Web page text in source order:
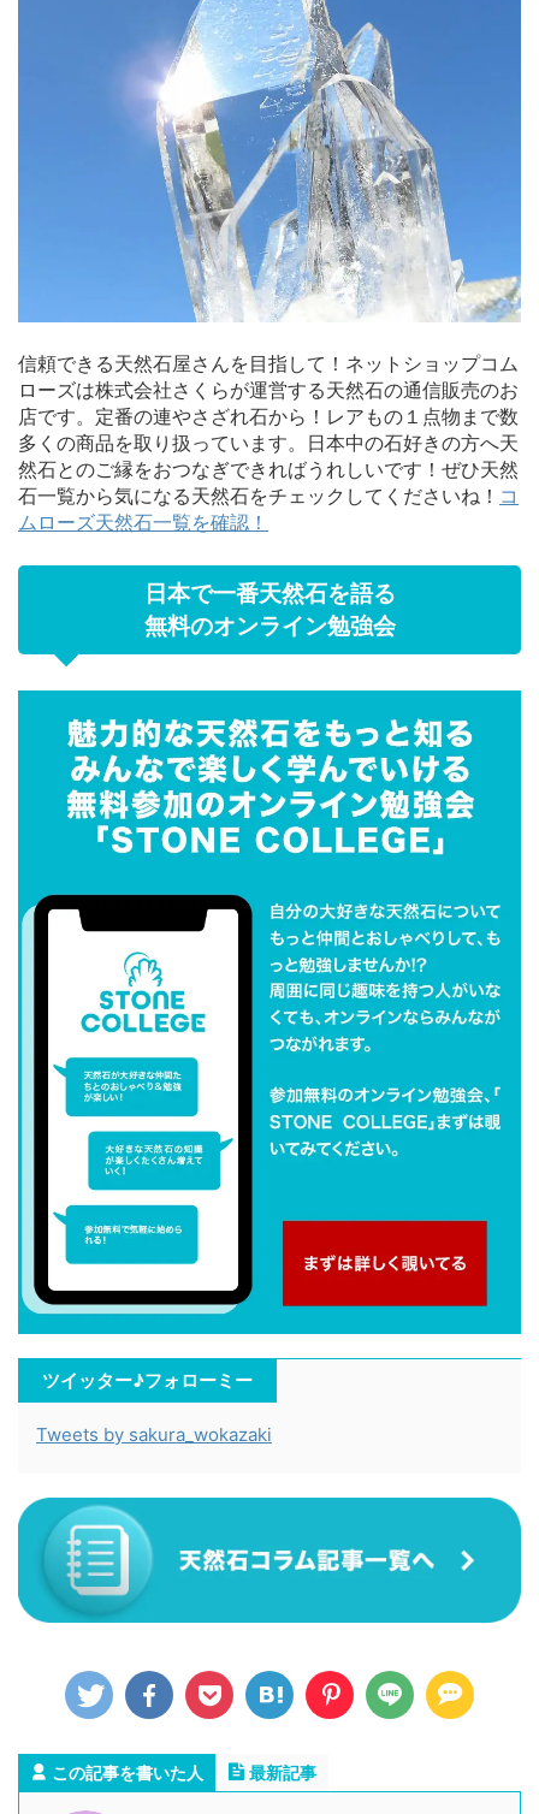
信頼できる天然石屋さんを目指して！ネットショップコム
ローズは株式会社さくらが運営する天然石の通信販売のお
店です。定番の連やさざれ石から！レアもの１点物まで数
多くの商品を取り扱っています。日本中の石好きの方へ天
然石とのご縁をおつなぎできればうれしいです！ぜひ天然
石一覧から気になる天然石をチェックしてくださいね！ コ
ムローズ天然石一覧を確認！
日本で一番天然石を語る
無料のオンライン勉強会
ツイッター♪フォローミー
Tweets by sakura_wokazaki
この記事を書いた人 最新記事